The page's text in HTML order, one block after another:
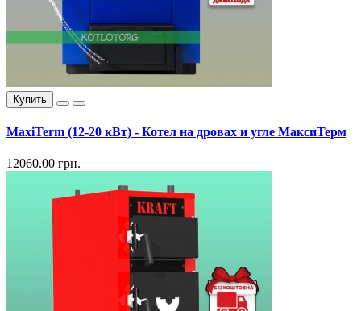
Купить
MaxiTerm (12-20 кВт) - Котел на дровах и угле МаксиТерм
12060.00 грн.